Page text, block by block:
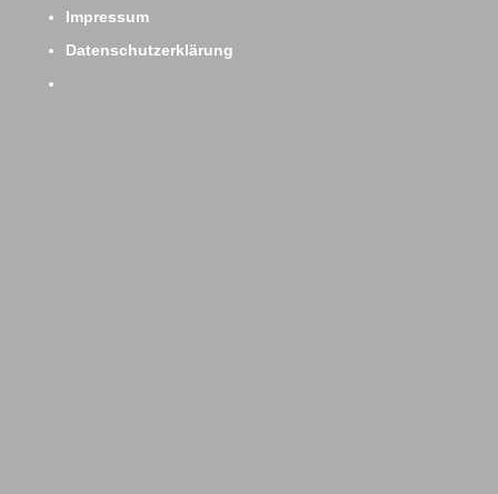
Impressum
Datenschutzerklärung